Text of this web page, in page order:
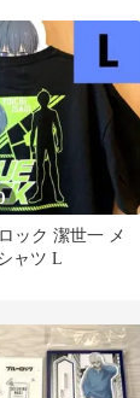
ック 潔世一 メ
ャツ L